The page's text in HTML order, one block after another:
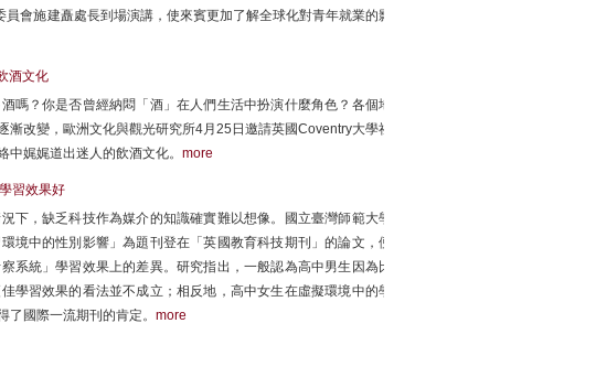
會施建矗處長到場演講，使來賓更加了解全球化對青年就業的影
酒文化
嗎？你是否曾經納悶「酒」在人們生活中扮演什麼角色？各個地
改變，歐洲文化與觀光研究所4月25日邀請英國Coventry大學社
娓娓道出迷人的飲酒文化。 more
習效果好
下，缺乏科技作為媒介的知識確實難以想像。國立臺灣師範大學
境中的性別影響」為題刊登在「英國教育科技期刊」的論文，便
系統」學習效果上的差異。研究指出，一般認為高中男生因為比
學習效果的看法並不成立；相反地，高中女生在虛擬環境中的學
國際一流期刊的肯定。 more